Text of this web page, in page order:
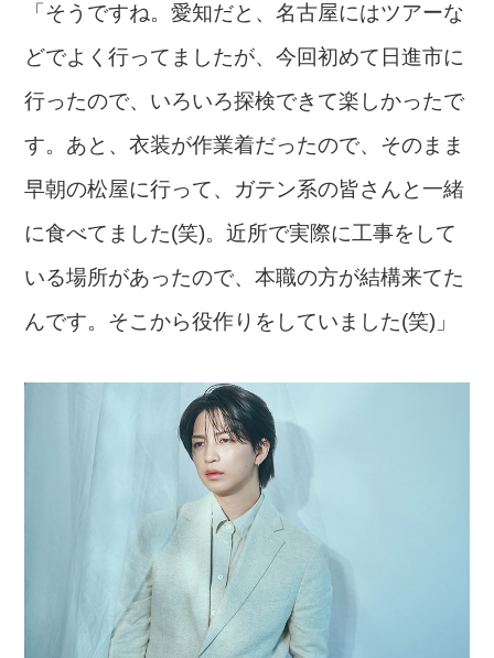
「そうですね。愛知だと、名古屋にはツアーな
どでよく行ってましたが、今回初めて日進市に
行ったので、いろいろ探検できて楽しかったで
す。あと、衣装が作業着だったので、そのまま
早朝の松屋に行って、ガテン系の皆さんと一緒
に食べてました(笑)。近所で実際に工事をして
いる場所があったので、本職の方が結構来てた
んです。そこから役作りをしていました(笑)」